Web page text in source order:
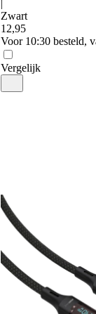
|
Zwart
12,95
Voor 10:30 besteld,
Vergelijk